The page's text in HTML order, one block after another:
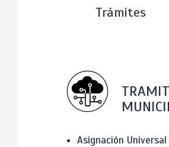
Trámites
Asignación